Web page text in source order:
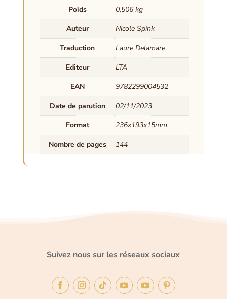
Poids
0,506 kg
Auteur
Nicole Spink
Traduction
Laure Delamare
Editeur
LTA
EAN
9782299004532
Date de parution
02/11/2023
Format
236x193x15mm
Nombre de pages
144
Suivez nous sur les réseaux sociaux